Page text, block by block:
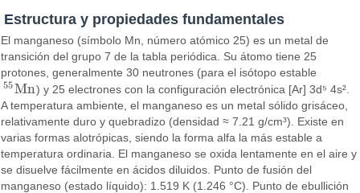
Estructura y propiedades fundamentales
El manganeso (símbolo Mn, número atómico 25) es un metal de
transición del grupo 7 de la tabla periódica. Su átomo tiene 25
protones, generalmente 30 neutrones (para el isótopo estable
55Mn
55Mn ) y 25 electrones con la configuración electrónica [Ar] 3d⁵ 4s².
A temperatura ambiente, el manganeso es un metal sólido grisáceo,
relativamente duro y quebradizo (densidad ≈ 7.21 g/cm³). Existe en
varias formas alotrópicas, siendo la forma alfa la más estable a
temperatura ordinaria. El manganeso se oxida lentamente en el aire y
se disuelve fácilmente en ácidos diluidos. Punto de fusión del
manganeso (estado líquido): 1.519 K (1.246 °C). Punto de ebullición